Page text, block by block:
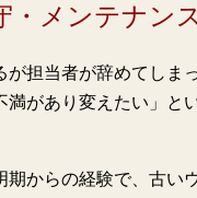
・メンテナン
が担当者が辞めてしま
満があり変えたい」と
期からの経験で、古い